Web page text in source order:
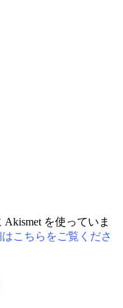
を使っていま
こちらをご覧くださ